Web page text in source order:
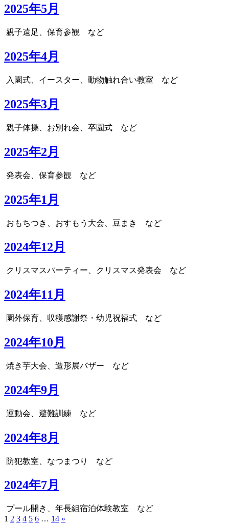
2025年5月
親子遠足、保育参観 など
2025年4月
入園式、イースター、動物触れ合い教室 など
2025年3月
親子体操、お別れ会、卒園式 など
2025年2月
発表会、保育参観 など
2025年1月
おもちつき、おすもう大会、豆まき など
2024年12月
クリスマスパーティー、クリスマス発表会 など
2024年11月
園外保育、収穫感謝祭・幼児祝福式 など
2024年10月
焼き芋大会、造形展バザー など
2024年9月
運動会、避難訓練 など
2024年8月
防犯教室、なつまつり など
2024年7月
プール開き、年長組宿泊体験教室 など
1 2 3 4 5 6 … 14 »